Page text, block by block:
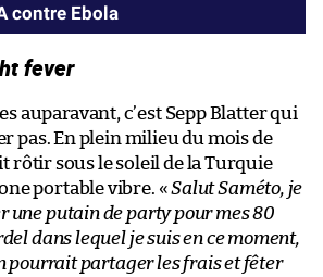
contre Ebola
fever
auparavant, c’est Sepp Blatter qui
pas. En plein milieu du mois de
rôtir sous le soleil de la Turquie
portable vibre. «Salut Saméto, je
une putain de party pour mes 80
dans lequel je suis en ce moment,
pourrait partager les frais et fêter